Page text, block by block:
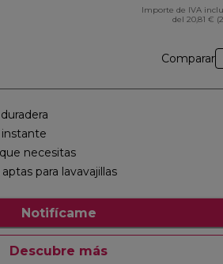
Importe de IVA
del 20,81 €
Comparar
necesitas
para lavavajillas
Notifícame
Descubre más